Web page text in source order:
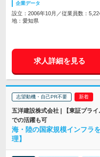
企業データ
設立：2006年10月／従業員数：
地：愛知県
求人詳細を見る
志望動機・自己PR不要
五洋建設株式会社 | 【東証プラ
での活躍も可
海・陸の国家規模インフラ
理】